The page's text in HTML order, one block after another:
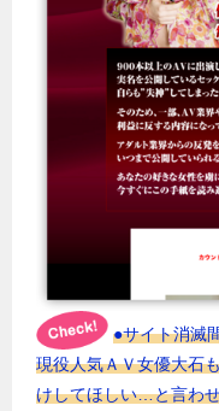
●サイト消滅
現役人気ＡＶ女優大石
けしてほしい…と言わ